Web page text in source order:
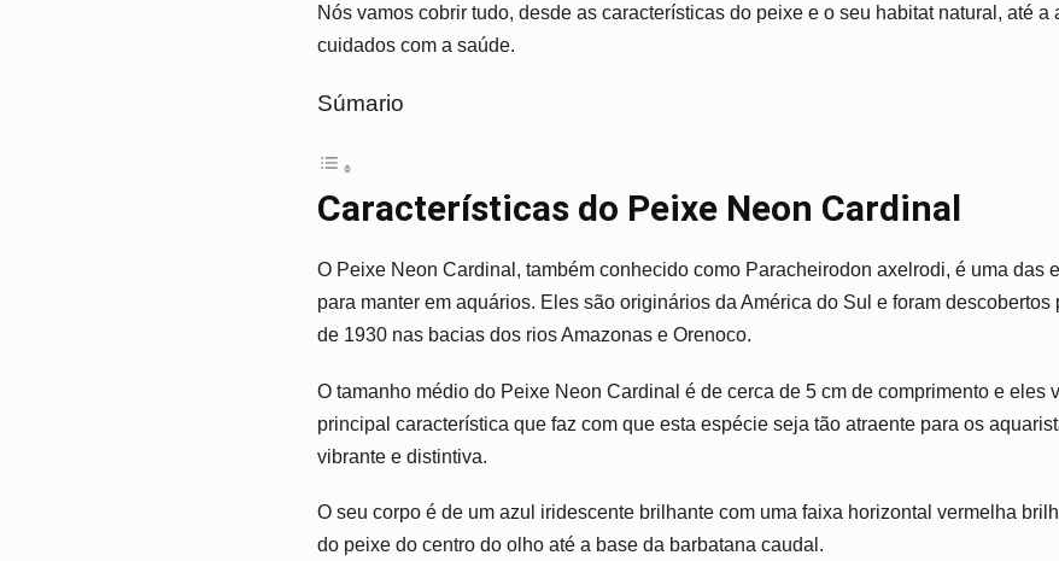
Nós vamos cobrir tudo, desde as características do peixe e o seu habitat natural, até
cuidados com a saúde.
Súmario
Características do Peixe Neon Cardinal
O Peixe Neon Cardinal, também conhecido como Paracheirodon axelrodi, é uma das
para manter em aquários. Eles são originários da América do Sul e foram
de 1930 nas bacias dos rios Amazonas e Orenoco.
O tamanho médio do Peixe Neon Cardinal é de cerca de 5 cm de comprimento e eles
principal característica que faz com que esta espécie seja tão atraente para os
vibrante e distintiva.
O seu corpo é de um azul iridescente brilhante com uma faixa horizontal vermelha
do peixe do centro do olho até a base da barbatana caudal.